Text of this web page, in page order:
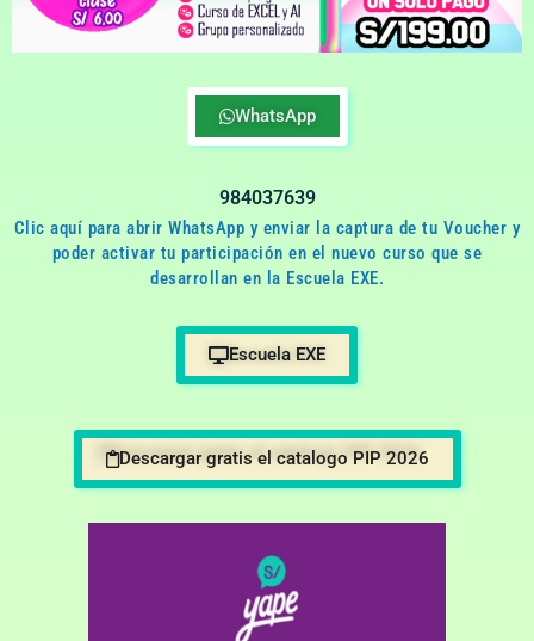
WhatsApp
984037639
Clic aquí para abrir WhatsApp y enviar la captura de tu Voucher y
poder activar tu participación en el nuevo curso que se
desarrollan en la Escuela EXE.
Escuela EXE
Descargar gratis el catalogo PIP 2026